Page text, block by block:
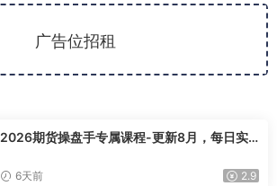
广告位招租
2026期货操盘手专属课程-更新8月，每日实
6天前 2.9